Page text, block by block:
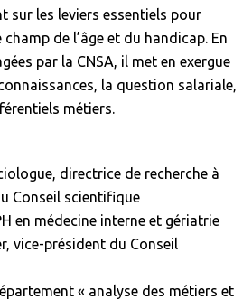
sur les leviers essentiels pour
de l’âge et du handicap. En
par la CNSA, il met en exergue
la question salariale,
métiers.
directrice de recherche à
Conseil scientifique
en médecine interne et gériatrie
vice-président du Conseil
« analyse des métiers et